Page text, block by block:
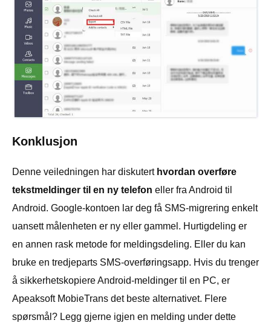
Konklusjon
Denne veiledningen har diskutert hvordan overføre
tekstmeldinger til en ny telefon eller fra Android til
Android. Google-kontoen lar deg få SMS-migrering enkelt
uansett målenheten er ny eller gammel. Hurtigdeling er
en annen rask metode for meldingsdeling. Eller du kan
bruke en tredjeparts SMS-overføringsapp. Hvis du trenger
å sikkerhetskopiere Android-meldinger til en PC, er
Apeaksoft MobieTrans det beste alternativet. Flere
spørsmål? Legg gjerne igjen en melding under dette